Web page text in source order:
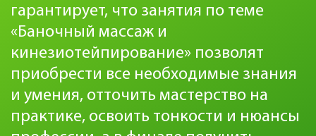
гарантирует, что занятия по теме
«Баночный массаж и
кинезиотейпирование» позволят
приобрести все необходимые знания
и умения, отточить мастерство на
практике, освоить тонкости и нюансы